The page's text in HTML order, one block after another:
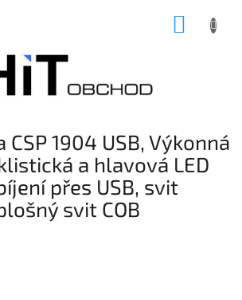
CSP 1904 USB, Výkonná
a hlavová LED
přes USB, svit
svit COB